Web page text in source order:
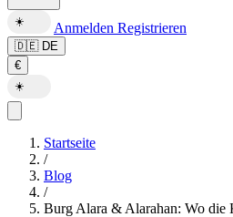
☀️ Anmelden Registrieren
🇩🇪 DE
€
☀️
Startseite
/
Blog
/
Burg Alara & Alarahan: Wo die